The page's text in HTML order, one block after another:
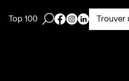
Top 100 Ouvrir la barre de
Page Facebook de
Page Instagram
PageTrouver